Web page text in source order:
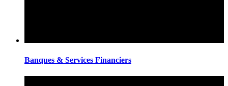
Banques & Services Financiers